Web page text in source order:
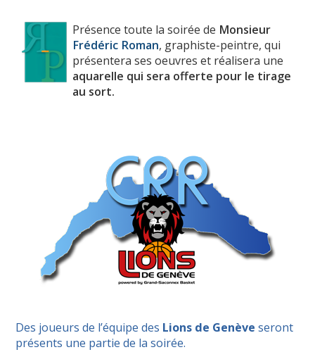
Présence toute la soirée de Monsieur
Frédéric Roman, graphiste-peintre, qui
présentera ses oeuvres et réalisera une
aquarelle qui sera offerte pour le tirage
au sort.
Des joueurs de l’équipe des Lions de Genève seront
présents une partie de la soirée.